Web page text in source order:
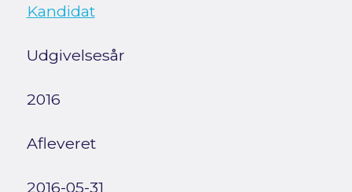
Kandidat
Udgivelsesår
2016
Afleveret
2016-05-31